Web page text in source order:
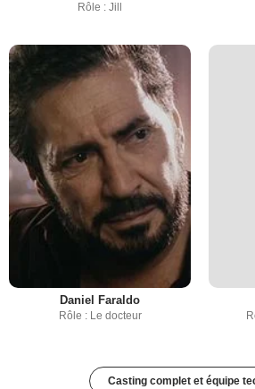
Rôle : Jill
Daniel Faraldo
Rôle : Le docteur
Casting complet et équipe